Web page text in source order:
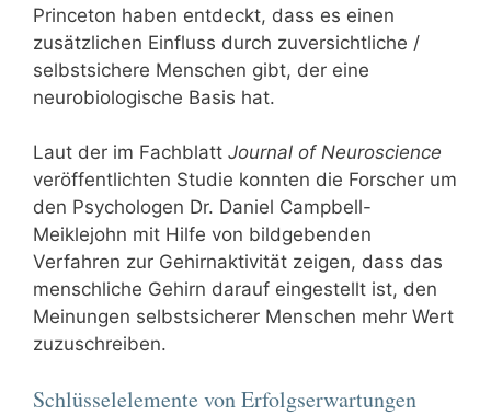
Princeton haben entdeckt, dass es einen
zusätzlichen Einfluss durch zuversichtliche /
selbstsichere Menschen gibt, der eine
neurobiologische Basis hat.
Laut der im Fachblatt Journal of Neuroscience
veröffentlichten Studie konnten die Forscher um
den Psychologen Dr. Daniel Campbell-
Meiklejohn mit Hilfe von bildgebenden
Verfahren zur Gehirnaktivität zeigen, dass das
menschliche Gehirn darauf eingestellt ist, den
Meinungen selbstsicherer Menschen mehr Wert
zuzuschreiben.
Schlüsselelemente von Erfolgserwartungen